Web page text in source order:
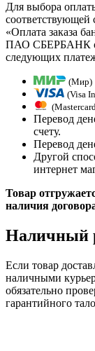
Для выбора
соответствующей
«Оплата заказа
ПАО СБЕРБАНК с
следующих
(Мир)
(Visa
Перевод
счету.
Перевод
Другой
интернет
Товар
наличия
Наличный
Если товар
наличными
обязательно
гарантийного